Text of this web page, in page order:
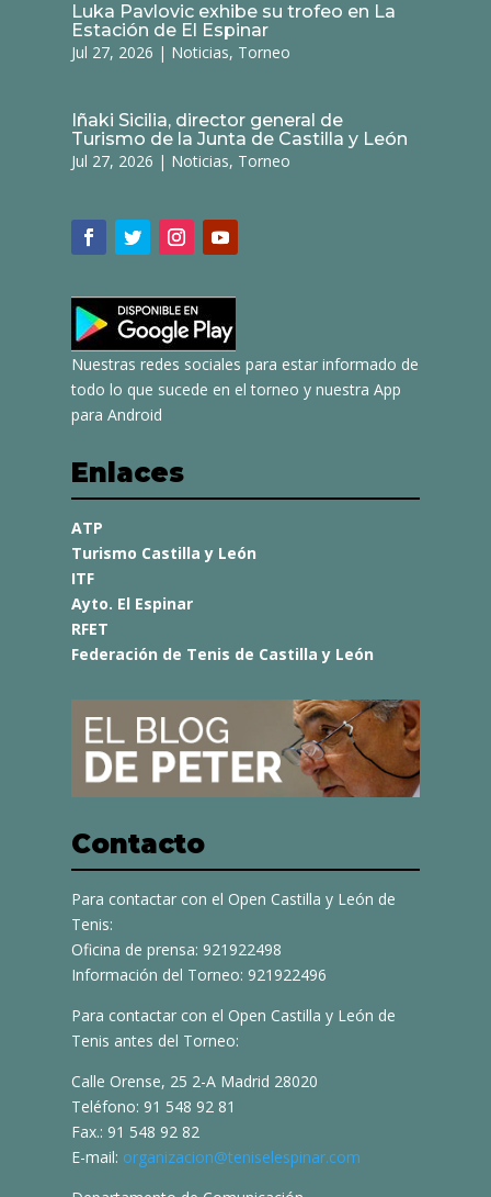
Luka Pavlovic exhibe su trofeo en La
Estación de El Espinar
Jul 27, 2026 | Noticias, Torneo
Iñaki Sicilia, director general de
Turismo de la Junta de Castilla y León
Jul 27, 2026 | Noticias, Torneo
Nuestras redes sociales para estar informado de
todo lo que sucede en el torneo y nuestra App
para Android
Enlaces
ATP
Turismo Castilla y León
ITF
Ayto. El Espinar
RFET
Federación de Tenis de Castilla y León
Contacto
Para contactar con el Open Castilla y León de
Tenis:
Oficina de prensa: 921922498
Información del Torneo: 921922496
Para contactar con el Open Castilla y León de
Tenis antes del Torneo:
Calle Orense, 25 2-A Madrid 28020
Teléfono: 91 548 92 81
Fax.: 91 548 92 82
E-mail: organizacion@teniselespinar.com